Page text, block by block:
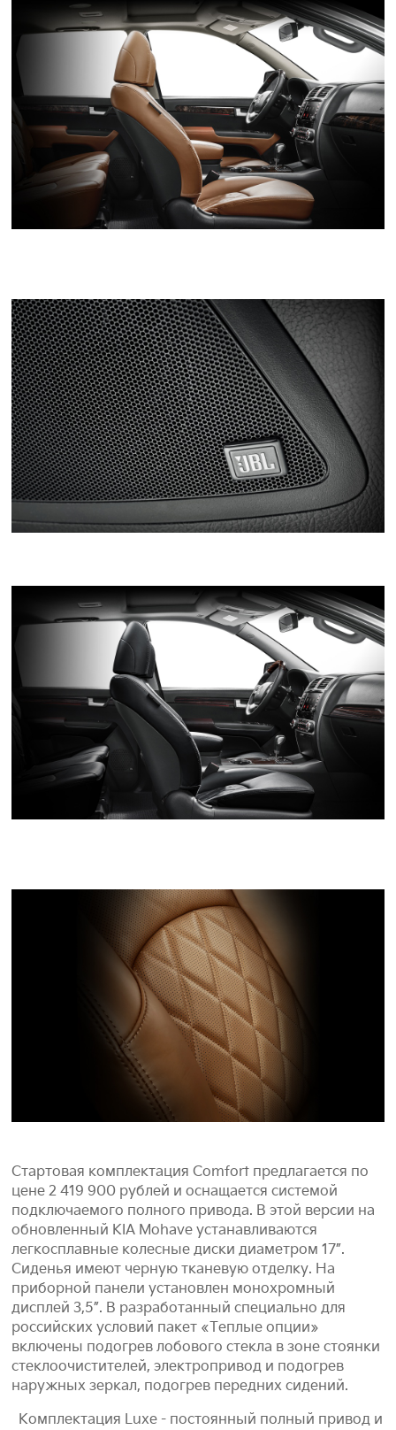
Стартовая комплектация Comfort предлагается по
цене 2 419 900 рублей и оснащается системой
подключаемого полного привода. В этой версии на
обновленный KIA Mohave устанавливаются
легкосплавные колесные диски диаметром 17”.
Сиденья имеют черную тканевую отделку. На
приборной панели установлен монохромный
дисплей 3,5”. В разработанный специально для
российских условий пакет «Теплые опции»
включены подогрев лобового стекла в зоне стоянки
стеклоочистителей, электропривод и подогрев
наружных зеркал, подогрев передних сидений.
Комплектация Luxe - постоянный полный привод и